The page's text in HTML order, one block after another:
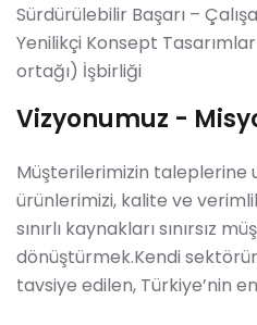
Sürdürülebilir Başarı –
Yenilikçi Konsept
ortağı) İşbirliği
Vizyonumuz -
Müşterilerimizin taleplerine
ürünlerimizi, kalite ve
sınırlı kaynakları sınırsız
dönüştürmek.Kendi
tavsiye edilen, Türkiye’nin